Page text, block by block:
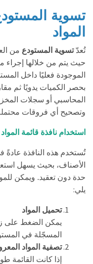
تسوية
المواد
تُعدّتسوية المستودع من
حيث يتم من خلالها إجراء
الموجودة فعليًا داخل
بحصر الكميات يدويًا ثم
المحاسبي أو سجلات
وتصحيح أي فروقات
استخدام نافذة قائمة المواد
تُستخدم هذه النافذة عادةً
الأصناف، بحيث يسهل
حدة دون تعقيد. ويمكن
يلي:
تحميل المواد
يمكن الضغط على
المسجّلة في
تصفية المواد
إذا كانت القائمة